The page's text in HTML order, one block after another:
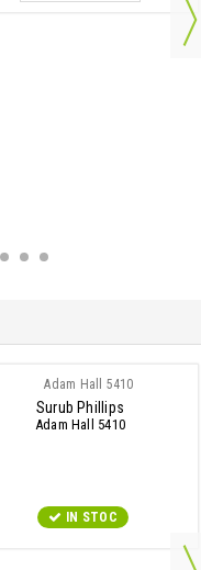
Surub Phillips
Adam Hall 5410
IN STOC